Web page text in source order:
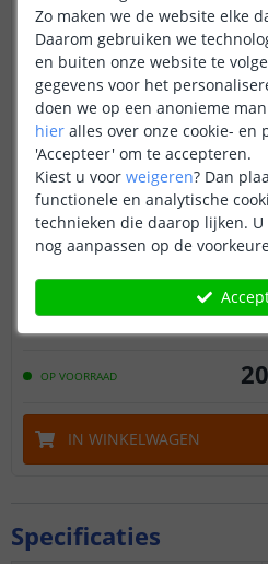
Wifi lamp - E27 fitting
7 watt - Dual white
OP VOORRAAD 20
IN WINKELWAGEN
Marrijn
Specificaties
Zo maken we de website elke
Daarom gebruiken we
en buiten onze website te
gegevens voor het
doen we op een anonieme
hier alles over onze cookie- en
'Accepteer' om te accepteren.
Kiest u voor weigeren? Dan
functionele en analytische
technieken die daarop lijken.
nog aanpassen op de